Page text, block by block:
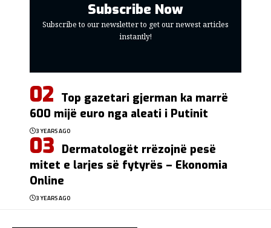
Subscribe Now
Subscribe to our newsletter to get our newest articles
instantly!
Top gazetari gjerman ka marrë
600 mijë euro nga aleati i Putinit
3 YEARS AGO
Dermatologët rrëzojnë pesë
mitet e larjes së fytyrës – Ekonomia
Online
3 YEARS AGO